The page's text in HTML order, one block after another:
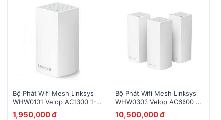
Bộ Phát Wifi Mesh Linksys
WHW0101 Velop AC1300 1-
Pack
1,950,000 đ
Bộ Phát Wifi Mesh Linksys
WHW0303 Velop AC6600 3-
Pack
10,500,000 đ